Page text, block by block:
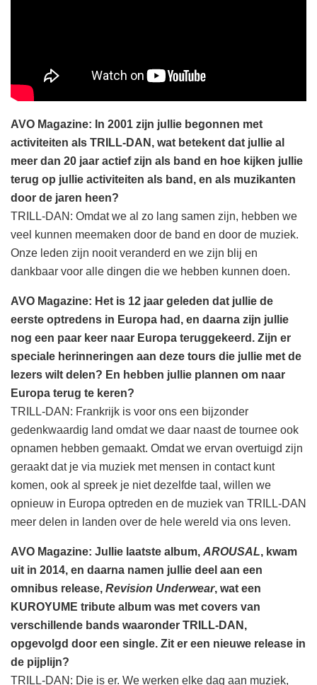
AVO Magazine: In 2001 zijn jullie begonnen met
activiteiten als TRILL-DAN, wat betekent dat jullie al
meer dan 20 jaar actief zijn als band en hoe kijken jullie
terug op jullie activiteiten als band, en als muzikanten
door de jaren heen?
TRILL-DAN: Omdat we al zo lang samen zijn, hebben we
veel kunnen meemaken door de band en door de muziek.
Onze leden zijn nooit veranderd en we zijn blij en
dankbaar voor alle dingen die we hebben kunnen doen.
AVO Magazine: Het is 12 jaar geleden dat jullie de
eerste optredens in Europa had, en daarna zijn jullie
nog een paar keer naar Europa teruggekeerd. Zijn er
speciale herinneringen aan deze tours die jullie met de
lezers wilt delen? En hebben jullie plannen om naar
Europa terug te keren?
TRILL-DAN: Frankrijk is voor ons een bijzonder
gedenkwaardig land omdat we daar naast de tournee ook
opnamen hebben gemaakt. Omdat we ervan overtuigd zijn
geraakt dat je via muziek met mensen in contact kunt
komen, ook al spreek je niet dezelfde taal, willen we
opnieuw in Europa optreden en de muziek van TRILL-DAN
meer delen in landen over de hele wereld via ons leven.
AVO Magazine: Jullie laatste album, AROUSAL, kwam
uit in 2014, en daarna namen jullie deel aan een
omnibus release, Revision Underwear, wat een
KUROYUME tribute album was met covers van
verschillende bands waaronder TRILL-DAN,
opgevolgd door een single. Zit er een nieuwe release in
de pijplijn?
TRILL-DAN: Die is er. We werken elke dag aan muziek,